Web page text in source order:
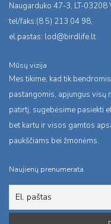
Naugarduko 47-3, LT-03208
tel/faks:(8 5) 213 04 98,
el.pastas: lod@birdlife.lt
Mūsų vizija
Mes tikime, kad tik
pastangomis, apjungus visų
patirtį, sugebėsime pasiekti
bet kartu ir visos gamtos
paukščiams bei žmonėms.
Naujienų prenumerata